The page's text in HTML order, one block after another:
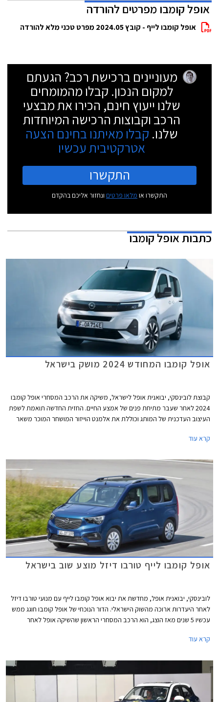
אופל קומבו מפרטים להורדה
אופל קומבו לייף - קובץ 2024.05 מפרט טכני מלא להורדה
מעוניינים ברכישת רכב? הגעתם
למקום הנכון. קבלו מהמומחים
שלנו ייעוץ חינם, הכירו את מבצעי
הרכב וקבוצות הרכישה המיוחדות
שלנו. קבלו מאיתנו בחינם הצעה
אטרקטיבית עכשיו
התקשרו
התקשרו או מלאו פרטים ונחזור אליכם בהקדם
כתבותאופל קומבו
אופל קומבו המחודש 2024 מושק בישראל
קבוצת לובינסקי, יבואנית אופל לישראל, משיקה את הרכב המסחרי אופל קומבו
2024 לאחר שעבר מתיחת פנים של אמצע החיים. החזית החדשה תואמת לשפת
העיצוב העדכנית של המותג וכוללת את אלמנט הוייזור המושחר המוכר משאר
מטריקס מתקדמת עם חתימת התאורה העדכנית של אופל.
קרא עוד
אופל קומבו לייף טורבו דיזל מוצע שוב בישראל
לובינסקי, יבואנית אופל, מחדשת את יבוא אופל קומבו לייף עם מנועי טורבו דיזל
לאחר היעדרות ארוכה מהשוק הישראלי. הדור הנוכחי של אופל קומבו חוגג ממש
עכשיו 5 שנים מאז הוצג, הוא הרכב המסחרי הראשון שהשיקה אופל לאחר
ולפיג'ו פרטנר שהדור הנוכחי שלו לא משווק בישראל, כולם מבוססים על
קרא עוד